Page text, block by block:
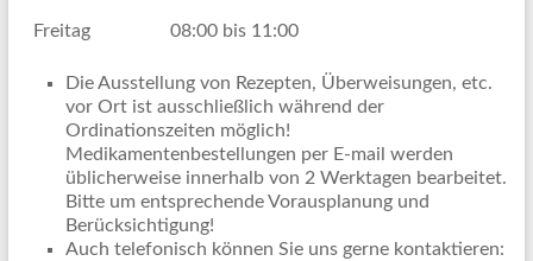
Freitag 08:00 bis 11:00
Die Ausstellung von Rezepten, Überweisungen, etc.
vor Ort ist ausschließlich während der
Ordinationszeiten möglich!
Medikamentenbestellungen per E-mail werden
üblicherweise innerhalb von 2 Werktagen bearbeitet.
Bitte um entsprechende Vorausplanung und
Berücksichtigung!
Auch telefonisch können Sie uns gerne kontaktieren: